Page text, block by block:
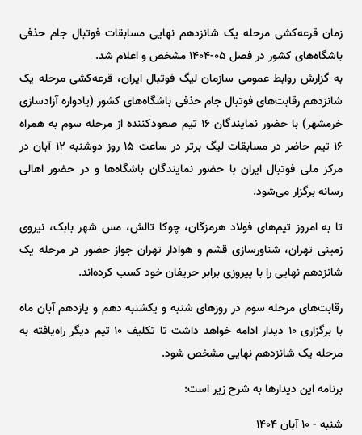
زمان قرعه‌کشی مرحله یک شانزدهم نهایی مسابقات فوتبال جام حذفی
باشگاه‌های کشور در فصل ۰۵-۱۴۰۴ مشخص و اعلام شد.
به گزارش روابط عمومی سازمان لیگ فوتبال ایران، قرعه‌کشی مرحله یک
شانزدهم رقابت‌های فوتبال جام حذفی باشگاه‌های کشور (یادواره آزادسازی
خرمشهر) با حضور نمایندگان ۱۶ تیم صعودکننده از مرحله سوم به همراه
۱۶ تیم حاضر در مسابقات لیگ برتر در ساعت ۱۵ روز دوشنبه ۱۲ آبان در
مرکز ملی فوتبال ایران با حضور نمایندگان باشگاه‌ها و در حضور اهالی
رسانه برگزار می‌شود.
تا به امروز تیم‌های فولاد هرمزگان، چوکا تالش، مس شهر بابک، نیروی
زمینی تهران، شناورسازی قشم و هوادار تهران جواز حضور در مرحله یک
شانزدهم نهایی را با پیروزی برابر حریفان خود کسب کرده‌اند.
رقابت‌های مرحله سوم در روز‌های شنبه و یکشنبه دهم و یازدهم آبان ماه
با برگزاری ۱۰ دیدار ادامه خواهد داشت تا تکلیف ۱۰ تیم دیگر راه‌یافته به
مرحله یک شانزدهم نهایی مشخص شود.
برنامه این دیدار‌ها به شرح زیر است:
شنبه - ۱۰ آبان ۱۴۰۴